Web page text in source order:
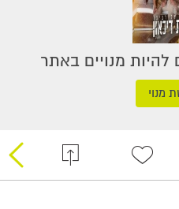
מנויים באתר
מנוי